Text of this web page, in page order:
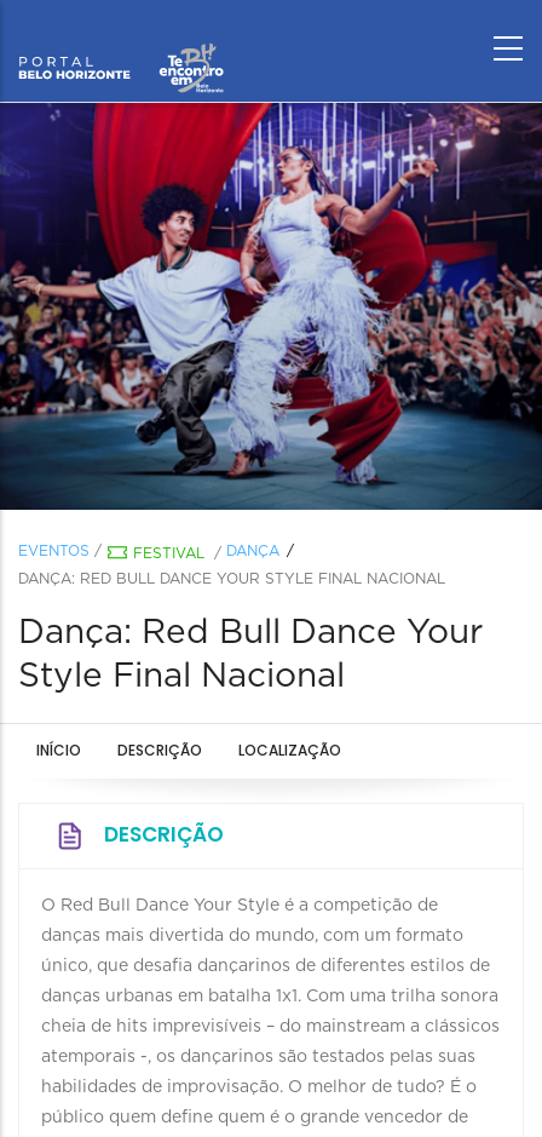
EVENTOS / FESTIVAL / DANÇA
DANÇA: RED BULL DANCE YOUR STYLE FINAL NACIONAL
Dança: Red Bull Dance Your
Style Final Nacional
INÍCIO DESCRIÇÃO LOCALIZAÇÃO
DESCRIÇÃO
O Red Bull Dance Your Style é a competição de
danças mais divertida do mundo, com um formato
único, que desafia dançarinos de diferentes estilos de
danças urbanas em batalha 1x1. Com uma trilha sonora
cheia de hits imprevisíveis – do mainstream a clássicos
atemporais -, os dançarinos são testados pelas suas
habilidades de improvisação. O melhor de tudo? É o
público quem define quem é o grande vencedor de